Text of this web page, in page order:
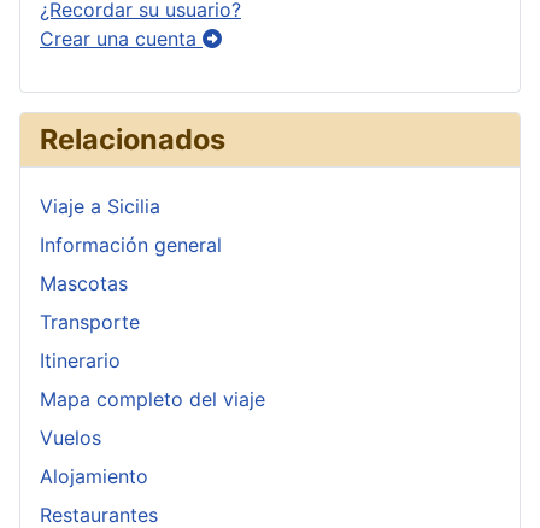
¿Recordar su usuario?
Crear una cuenta
Relacionados
Viaje a Sicilia
Información general
Mascotas
Transporte
Itinerario
Mapa completo del viaje
Vuelos
Alojamiento
Restaurantes